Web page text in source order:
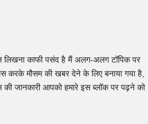
लिखना काफी पसंद है मैं अलग-अलग टॉपिक पर
करके मौसम की खबर देने के लिए बनाया गया है,
की जानकारी आपको हमारे इस ब्लॉक पर पढ़ने को